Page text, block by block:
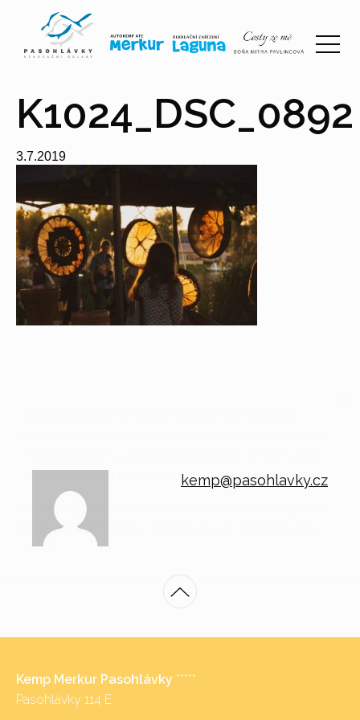
K1024_DSC_0892
3.7.2019
kemp@pasohlavky.cz
Kemp Merkur Pasohlávky *****
Pasohlávky 114 E
v kempu Merkur neuskuteční.
Děkujeme účastníkům festivalu za dosavadní přízeň.
Přejeme všem krásný zbytek roku, především klid a
zdraví.